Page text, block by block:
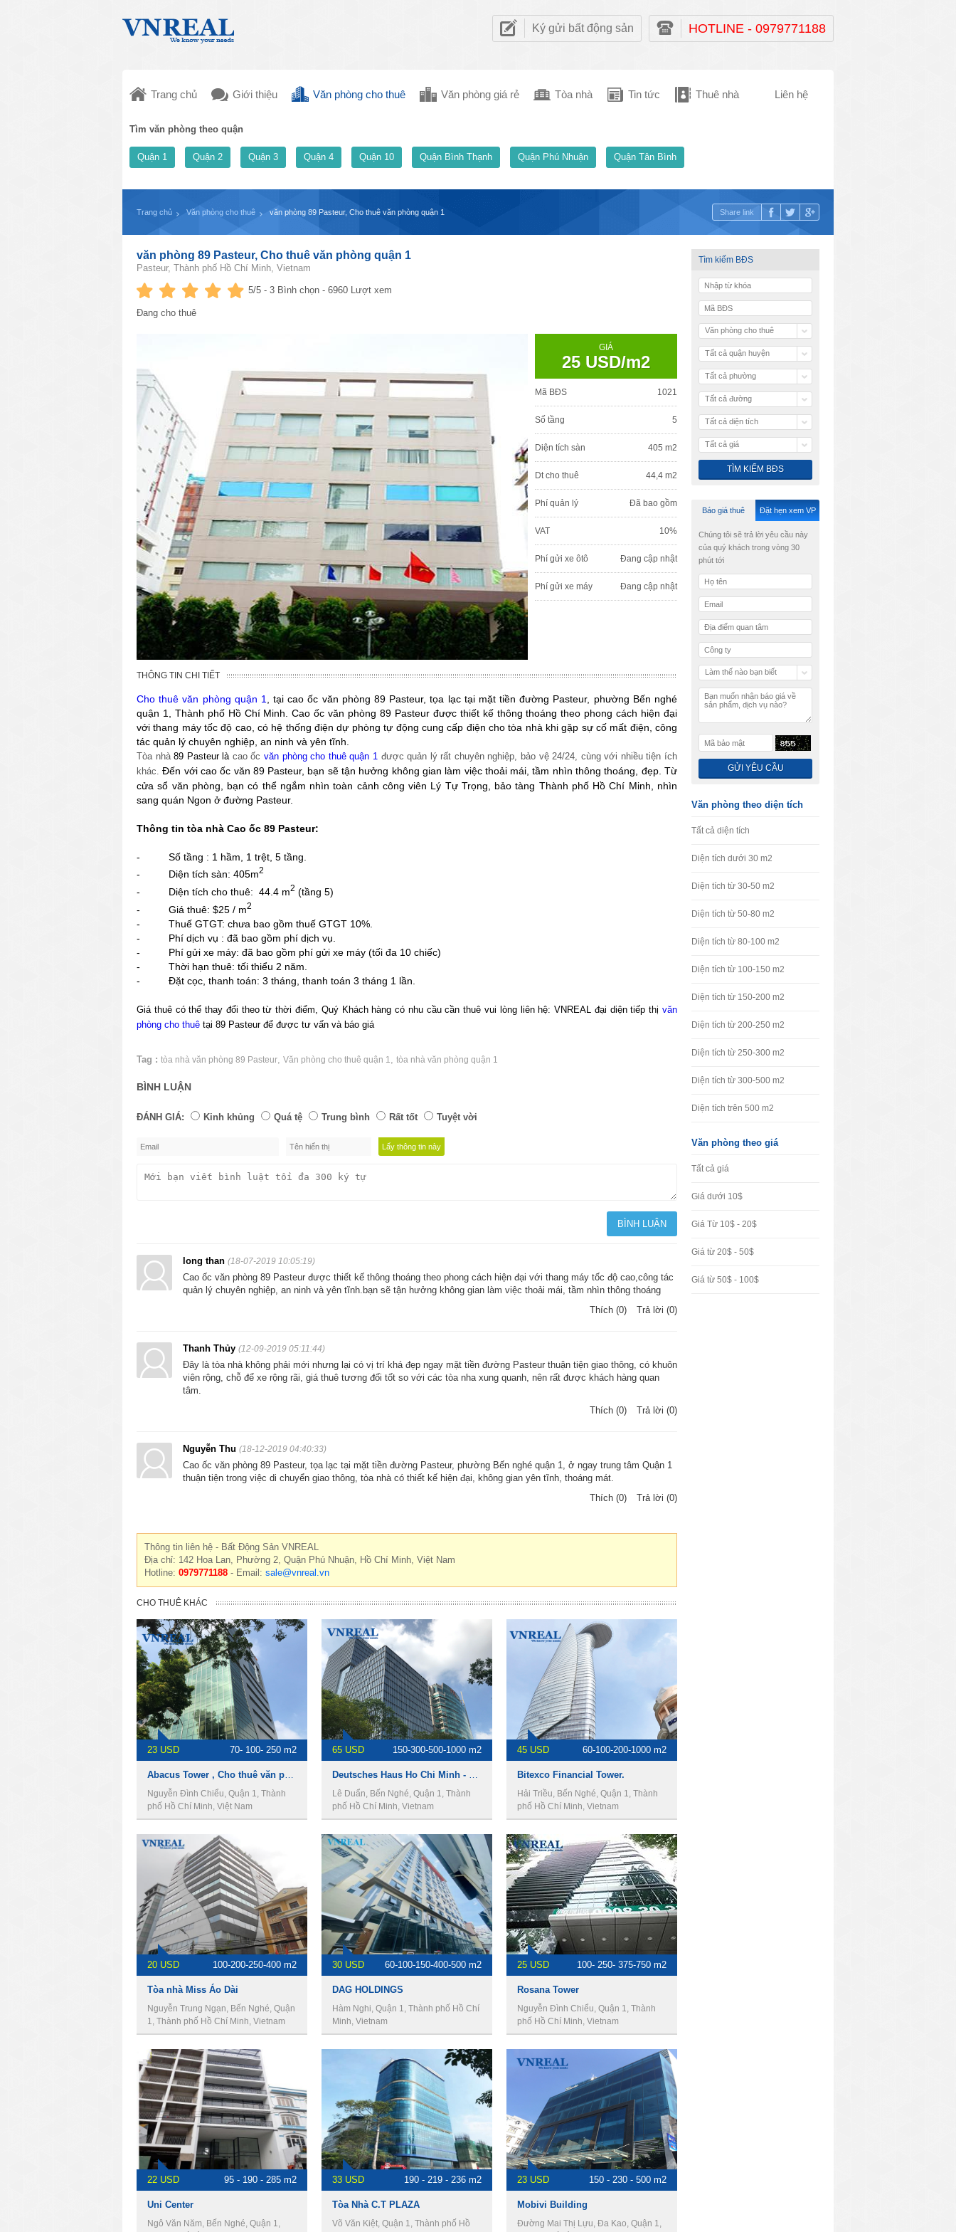
Ký gửi bất động sản HOTLINE - 0979771188
Trang chủ Giới thiệu Văn phòng cho thuê Văn phòng giá rẻ Tòa nhà Tin tức Thuê nhà Liên hệ
Tìm văn phòng theo quận
Quận 1 Quận 2 Quận 3 Quận 4 Quận 10 Quận Bình Thạnh Quận Phú Nhuận Quận Tân Bình
Trang chủ Văn phòng cho thuê văn phòng 89 Pasteur, Cho thuê văn phòng quận 1 Share link
văn phòng 89 Pasteur, Cho thuê văn phòng quận 1
Pasteur, Thành phố Hồ Chí Minh, Vietnam
5/5 - 3 Bình chọn - 6960 Lượt xem
Đang cho thuê
GIÁ
25 USD/m2
Mã BĐS 1021
Số tầng 5
Diện tích sàn 405 m2
Dt cho thuê 44,4 m2
Phí quản lý Đã bao gồm
VAT 10%
Phí gửi xe ôtô Đang cập nhật
Phí gửi xe máy Đang cập nhật
THÔNG TIN CHI TIẾT
Cho thuê văn phòng quận 1
, tại cao ốc văn phòng 89 Pasteur, tọa lạc tại mặt tiền đường Pasteur, phường Bến nghé
quận 1, Thành phố Hồ Chí Minh. Cao ốc văn phòng 89 Pasteur được thiết kế thông thoáng theo phong cách hiện đại
với thang máy tốc độ cao, có hệ thống điện dự phòng tự động cung cấp điện cho tòa nhà khi gặp sự cố mất điện, công
tác quản lý chuyên nghiệp, an ninh và yên tĩnh.
Tòa nhà89 Pasteur là cao ốcvăn phòng cho thuê quận 1 được quản lý rất chuyên nghiệp, bảo vệ 24/24, cùng với nhiều tiện ích
khác.Đến với cao ốc văn 89 Pasteur, bạn sẽ tận hưởng không gian làm việc thoải mái, tầm nhìn thông thoáng, đẹp. Từ
cửa sổ văn phòng, bạn có thể ngắm nhìn toàn cảnh công viên Lý Tự Trọng, bảo tàng Thành phố Hồ Chí Minh, nhìn
sang quán Ngon ở đường Pasteur.
Thông tin tòa nhà Cao ốc 89 Pasteur:
- Số tầng : 1 hầm, 1 trệt, 5 tầng.
- Diện tích sàn: 405m2
- Diện tích cho thuê: 44.4 m2 (tầng 5)
- Giá thuê: $25 / m2
- Thuế GTGT: chưa bao gồm thuế GTGT 10%.
- Phí dịch vụ : đã bao gồm phí dịch vụ.
- Phí gửi xe máy: đã bao gồm phí gửi xe máy (tối đa 10 chiếc)
- Thời hạn thuê: tối thiểu 2 năm.
- Đặt cọc, thanh toán: 3 tháng, thanh toán 3 tháng 1 lần.
Giá thuê có thể thay đổi theo từ thời điểm, Quý Khách hàng có nhu cầu cần thuê vui lòng liên hệ: VNREAL đại diện tiếp thị văn
phòng cho thuê tại 89 Pasteurđể được tư vấn và báo giá
Tag : tòa nhà văn phòng 89 Pasteur Văn phòng cho thuê quận 1 tòa nhà văn phòng quận 1
BÌNH LUẬN
ĐÁNH GIÁ: Kinh khủng Quá tệ Trung bình Rất tốt Tuyệt vời
long than (18-07-2019 10:05:19)
Cao ốc văn phòng 89 Pasteur được thiết kế thông thoáng theo phong cách hiện đại với thang máy tốc độ cao,công tác
quản lý chuyên nghiệp, an ninh và yên tĩnh.bạn sẽ tận hưởng không gian làm việc thoải mái, tầm nhìn thông thoáng
Thích (0)
Trả lời (0)
Thanh Thủy (12-09-2019 05:11:44)
Đây là tòa nhà không phải mới nhưng lại có vị trí khá đẹp ngay mặt tiền đường Pasteur thuận tiện giao thông, có khuôn
viên rộng, chỗ để xe rộng rãi, giá thuê tương đối tốt so với các tòa nha xung quanh, nên rất được khách hàng quan
tâm.
Thích (0)
Trả lời (0)
Nguyễn Thu (18-12-2019 04:40:33)
Cao ốc văn phòng 89 Pasteur, tọa lạc tại mặt tiền đường Pasteur, phường Bến nghé quận 1, ở ngay trung tâm Quận 1
thuận tiện trong việc di chuyển giao thông, tòa nhà có thiết kế hiện đại, không gian yên tĩnh, thoáng mát.
Thích (0)
Trả lời (0)
Thông tin liên hệ - Bất Động Sản VNREAL
Địa chỉ: 142 Hoa Lan, Phường 2, Quận Phú Nhuận, Hồ Chí Minh, Việt Nam
Hotline: 0979771188 - Email: sale@vnreal.vn
CHO THUÊ KHÁC
23 USD 70- 100- 250 m2
Nguyễn Đình Chiểu, Quận 1, Thành
phố Hồ Chí Minh, Việt Nam
65 USD 150-300-500-1000 m2
Lê Duẩn, Bến Nghé, Quận 1, Thành
phố Hồ Chí Minh, Vietnam
45 USD 60-100-200-1000 m2
Bitexco Financial Tower.
Hải Triều, Bến Nghé, Quận 1, Thành
phố Hồ Chí Minh, Vietnam
20 USD 100-200-250-400 m2
Tòa nhà Miss Áo Dài
Nguyễn Trung Ngạn, Bến Nghé, Quận
1, Thành phố Hồ Chí Minh, Vietnam
30 USD 60-100-150-400-500 m2
DAG HOLDINGS
Hàm Nghi, Quận 1, Thành phố Hồ Chí
Minh, Vietnam
25 USD 100- 250- 375-750 m2
Rosana Tower
Nguyễn Đình Chiểu, Quận 1, Thành
phố Hồ Chí Minh, Vietnam
22 USD 95 - 190 - 285 m2
Uni Center
Ngô Văn Năm, Bến Nghé, Quận 1,
33 USD 190 - 219 - 236 m2
Tòa Nhà C.T PLAZA
Võ Văn Kiệt, Quận 1, Thành phố Hồ
23 USD 150 - 230 - 500 m2
Mobivi Building
Đường Mai Thị Lựu, Đa Kao, Quận 1,
Tìm kiếm BĐS
Văn phòng cho thuê
Tất cả quận huyện
Tất cả phường
Tất cả đường
Tất cả diện tích
Tất cả giá
Báo giá thuê Đặt hẹn xem VP
Chúng tôi sẽ trả lời yêu cầu này
của quý khách trong vòng 30
phút tới
Làm thế nào bạn biết
Văn phòng theo diện tích
Tất cả diện tích
Diện tích dưới 30 m2
Diện tích từ 30-50 m2
Diện tích từ 50-80 m2
Diện tích từ 80-100 m2
Diện tích từ 100-150 m2
Diện tích từ 150-200 m2
Diện tích từ 200-250 m2
Diện tích từ 250-300 m2
Diện tích từ 300-500 m2
Diện tích trên 500 m2
Văn phòng theo giá
Tất cả giá
Giá dưới 10$
Giá Từ 10$ - 20$
Giá từ 20$ - 50$
Giá từ 50$ - 100$